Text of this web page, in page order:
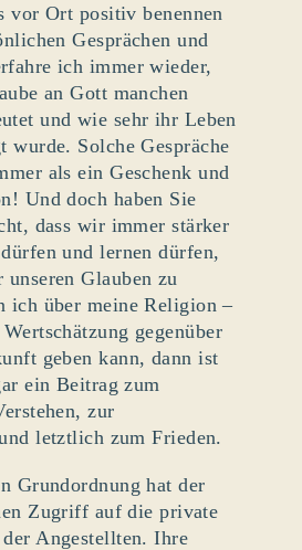
vor Ort positiv benennen
Gesprächen und
ich immer wieder,
an Gott manchen
und wie sehr ihr Leben
wurde. Solche Gespräche
als ein Geschenk und
Und doch haben Sie
dass wir immer stärker
und lernen dürfen,
unseren Glauben zu
ich über meine Religion –
gegenüber
geben kann, dann ist
ein Beitrag zum
zur
letztlich zum Frieden.
Grundordnung hat der
Zugriff auf die private
Angestellten. Ihre